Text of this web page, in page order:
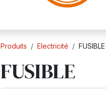
Produits Electricité FUSIBLE
FUSIBLE